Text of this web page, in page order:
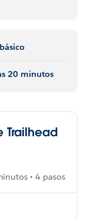
básico
20 minutos
Trailhead
• 4 pasos